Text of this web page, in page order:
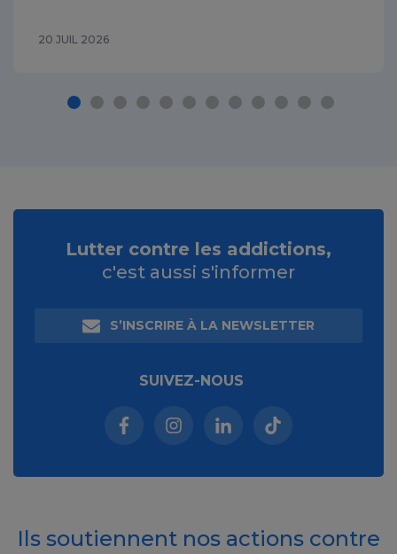
20 JUIL 2026
Lutter contre les addictions,
c'est aussi s'informer
S’INSCRIRE À LA NEWSLETTER
SUIVEZ-NOUS
Facebook (nouvelle fenêtre)
Instagram (nouvelle fenêtre)
Linkedin (nouvelle
Tiktok (nouvelle
Ils soutiennent nos actions contre